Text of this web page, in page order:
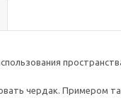
чердак. Примером